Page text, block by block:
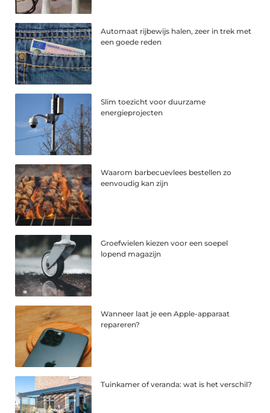
Automaat rijbewijs halen, zeer in trek met
een goede reden
Slim toezicht voor duurzame
energieprojecten
Waarom barbecuevlees bestellen zo
eenvoudig kan zijn
Groefwielen kiezen voor een soepel
lopend magazijn
Wanneer laat je een Apple-apparaat
repareren?
Tuinkamer of veranda: wat is het verschil?